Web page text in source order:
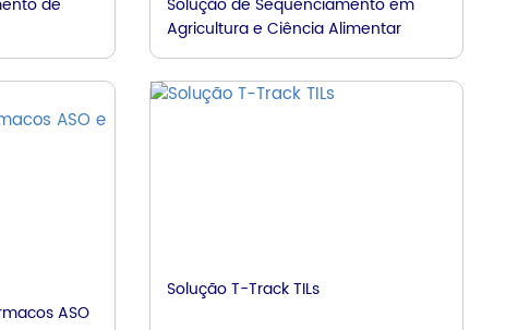
Agricultura e Ciência Alimentar
ASO
Solução T-Track TILs